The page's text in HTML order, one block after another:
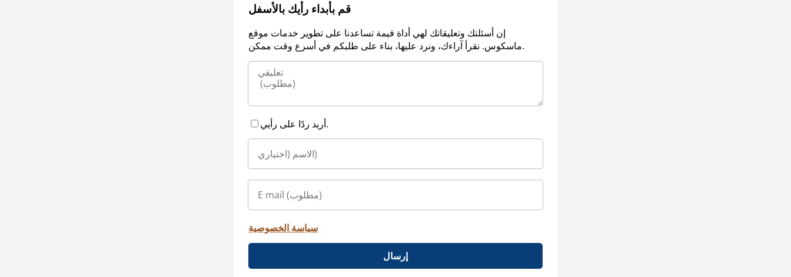
قم بأبداء رأيك بالأسفل
إن أسئلتك وتعليقاتك لهي أداة قيمة تساعدنا على تطوير خدمات موقع
ماسكوس. نقرأ آراءك، ونرد عليها، بناء على طلبكم في أسرع وقت ممكن.
أريد ردًا على رأيي.
سياسة الخصوصية
إرسال